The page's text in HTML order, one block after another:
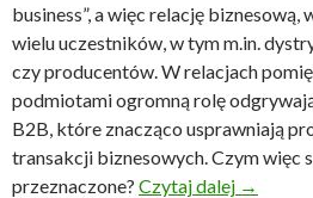
business”, a więc relację
wielu uczestników, w tym m.in.
czy producentów. W relacjach
podmiotami ogromną rolę
B2B, które znacząco usprawniają
transakcji biznesowych. Czym więc
przeznaczone? Czytaj dalej →